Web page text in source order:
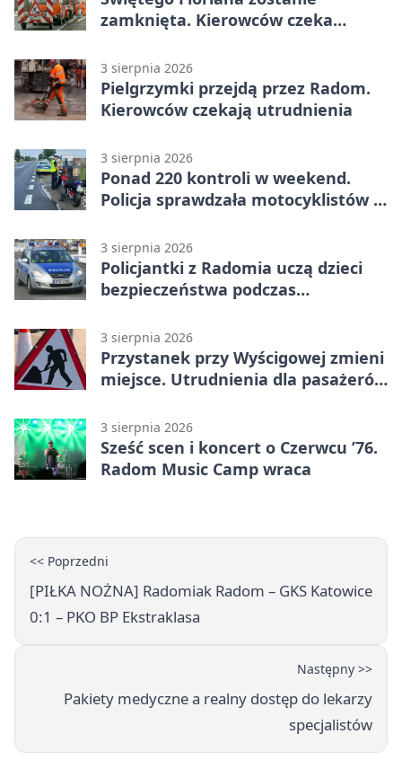
zamknięta. Kierowców czeka
3 sierpnia 2026
Pielgrzymki przejdą przez Radom.
Kierowców czekają utrudnienia
3 sierpnia 2026
Ponad 220 kontroli w weekend.
Policja sprawdzała motocyklistów w
3 sierpnia 2026
Policjantki z Radomia uczą dzieci
bezpieczeństwa podczas
3 sierpnia 2026
Przystanek przy Wyścigowej zmieni
miejsce. Utrudnienia dla pasażerów
3 sierpnia 2026
Sześć scen i koncert o Czerwcu ’76.
Radom Music Camp wraca
<< Poprzedni
[PIŁKA NOŻNA] Radomiak Radom – GKS Katowice
0:1 – PKO BP Ekstraklasa
Następny >>
Pakiety medyczne a realny dostęp do lekarzy
specjalistów